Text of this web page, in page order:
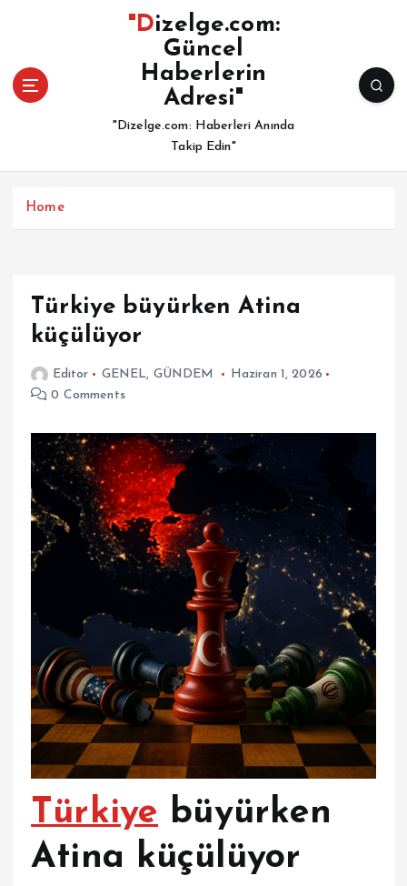
"Dizelge.com:
Güncel
Haberlerin
Adresi"
"Dizelge.com: Haberleri Anında
Takip Edin"
Home
Türkiye büyürken Atina
küçülüyor
Editor GENEL, GÜNDEM
Haziran 1, 2026
0 Comments
Türkiye büyürken
Atina küçülüyor